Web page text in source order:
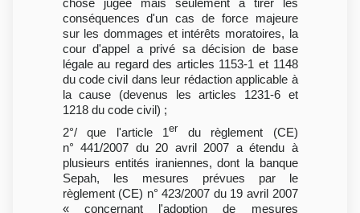
conséquences d'un cas de force majeure
sur les dommages et intérêts moratoires, la
cour d'appel a privé sa décision de base
légale au regard des articles 1153-1 et 1148
du code civil dans leur rédaction applicable à
la cause (devenus les articles 1231-6 et
1218 du code civil) ;
2°/ que l'article 1er
du règlement (CE)
n° 441/2007 du 20 avril 2007 a étendu à
plusieurs entités iraniennes, dont la banque
Sepah, les mesures prévues par le
règlement (CE) n° 423/2007 du 19 avril 2007
« concernant l'adoption de mesures